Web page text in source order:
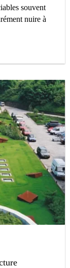
souvent
nuire à
de votre